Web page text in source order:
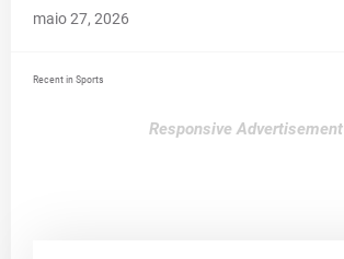
maio 27, 2026
Recent in Sports
Responsive Advertisement